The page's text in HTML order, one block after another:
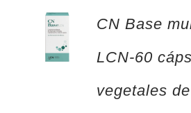
CN Base
LCN-60
vegetales